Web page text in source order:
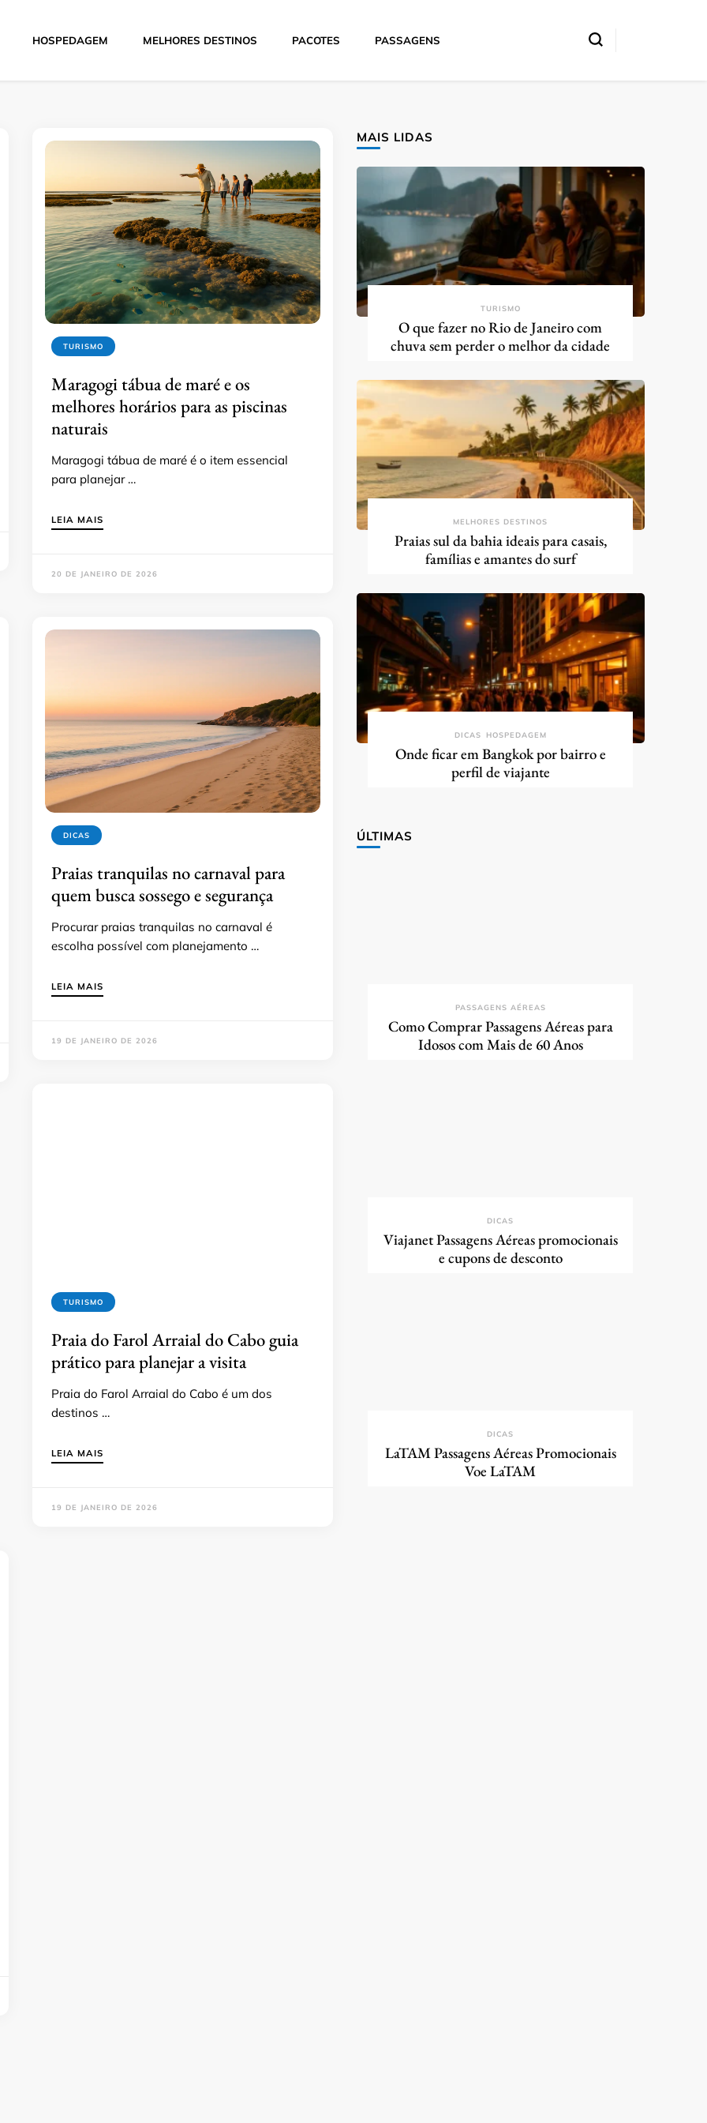
HOSPEDAGEM MELHORES DESTINOS PACOTES PASSAGENS
TURISMO
Maragogi tábua de maré e os
melhores horários para as piscinas
naturais
Maragogi tábua de maré é o item essencial
para planejar …
LEIA MAIS
20 DE JANEIRO DE 2026
DICAS
Praias tranquilas no carnaval para
quem busca sossego e segurança
Procurar praias tranquilas no carnaval é
escolha possível com planejamento …
LEIA MAIS
19 DE JANEIRO DE 2026
TURISMO
Praia do Farol Arraial do Cabo guia
prático para planejar a visita
Praia do Farol Arraial do Cabo é um dos
destinos …
LEIA MAIS
19 DE JANEIRO DE 2026
MAIS LIDAS
TURISMO
O que fazer no Rio de Janeiro com
chuva sem perder o melhor da cidade
MELHORES DESTINOS
Praias sul da bahia ideais para casais,
famílias e amantes do surf
DICAS HOSPEDAGEM
Onde ficar em Bangkok por bairro e
perfil de viajante
ÚLTIMAS
PASSAGENS AÉREAS
Como Comprar Passagens Aéreas para
Idosos com Mais de 60 Anos
DICAS
Viajanet Passagens Aéreas promocionais
e cupons de desconto
DICAS
LaTAM Passagens Aéreas Promocionais
Voe LaTAM